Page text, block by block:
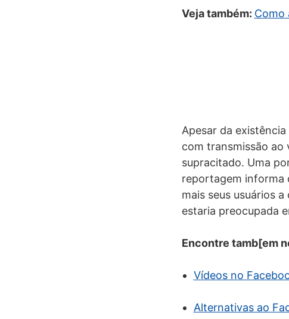
Veja também: Como
Apesar da existência
com transmissão ao
supracitado. Uma
reportagem informa
mais seus usuários
estaria preocupada
Encontre tamb[em
Vídeos no
Alternativas ao